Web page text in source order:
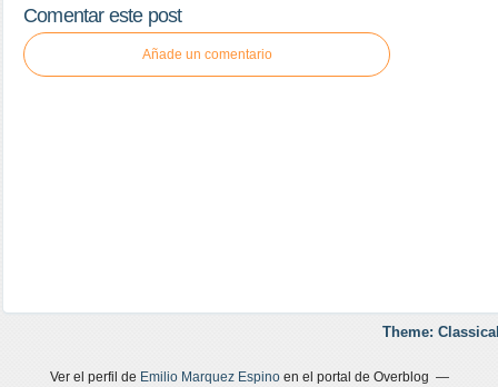
Comentar este post
Añade un comentario
Theme:
Ver el perfil de Emilio Marquez Espinoen el portal de Overblog